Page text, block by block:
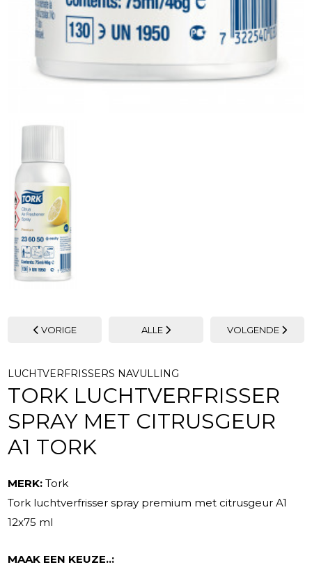
VORIGE ALLE VOLGENDE
LUCHTVERFRISSERS NAVULLING
TORK LUCHTVERFRISSER
SPRAY MET CITRUSGEUR
A1 TORK
MERK: Tork
Tork luchtverfrisser spray premium met citrusgeur A1
12x75 ml
MAAK EEN KEUZE..: